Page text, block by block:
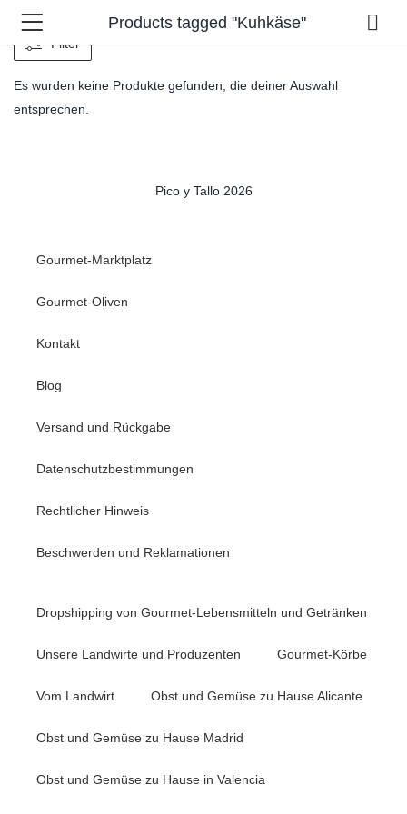
Products tagged "Kuhkäse"
Filter
Es wurden keine Produkte gefunden, die deiner Auswahl
entsprechen.
Pico y Tallo 2026
Gourmet-Marktplatz
Gourmet-Oliven
Kontakt
Blog
Versand und Rückgabe
Datenschutzbestimmungen
Rechtlicher Hinweis
Beschwerden und Reklamationen
Dropshipping von Gourmet-Lebensmitteln und Getränken
Unsere Landwirte und Produzenten Gourmet-Körbe
Vom Landwirt Obst und Gemüse zu Hause Alicante
Obst und Gemüse zu Hause Madrid
Obst und Gemüse zu Hause in Valencia